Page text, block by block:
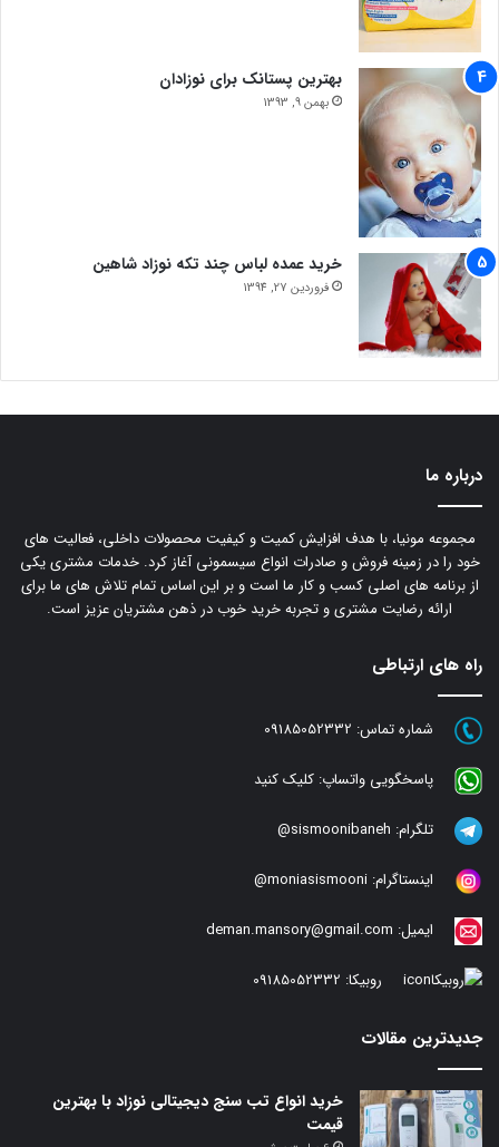
بهترین پستانک برای نوزادان
بهمن 9, 1393
خرید عمده لباس چند تکه نوزاد شاهین
فروردین 27, 1394
درباره ما
مجموعه مونیا، با هدف افزایش کمیت و کیفیت محصولات داخلی، فعالیت های
خود را در زمینه فروش و صادرات انواع سیسمونی آغاز کرد. خدمات مشتری یکی
از برنامه های اصلی کسب و کار ما است و بر این اساس تمام تلاش های ما برای
ارائه رضایت مشتری و تجربه خرید خوب در ذهن مشتریان عزیز است.
راه های ارتباطی
شماره تماس: 09185052332
پاسخگویی واتساپ: کلیک کنید
تلگرام: sismoonibaneh@
اینستاگرام: moniasismooni@
ایمیل: deman.mansory@gmail.com
روبیکا: 09185052332
جدیدترین مقالات
خرید انواع تب سنج دیجیتالی نوزاد با بهترین
قیمت